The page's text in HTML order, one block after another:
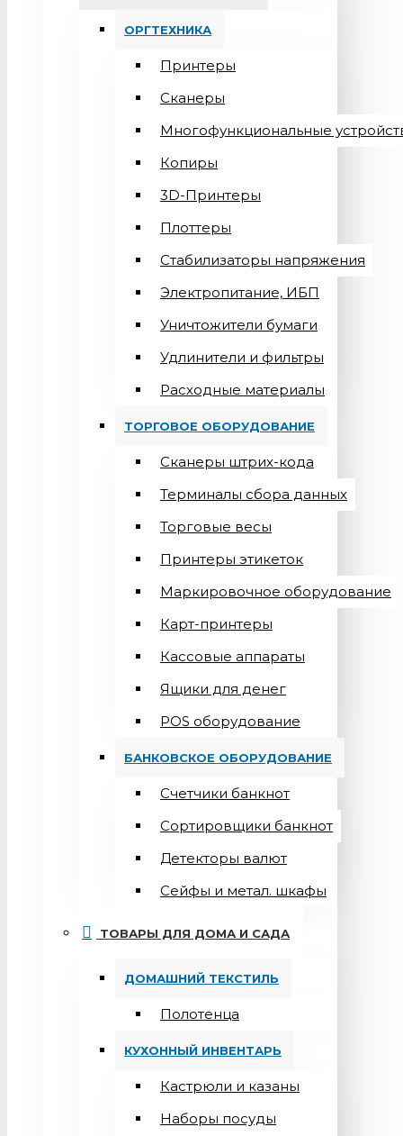
ОРГТЕХНИКА
Принтеры
Сканеры
Многофункциональные
Копиры
3D-Принтеры
Плоттеры
Стабилизаторы напряжения
Электропитание, ИБП
Уничтожители бумаги
Удлинители и фильтры
Расходные материалы
ТОРГОВОЕ ОБОРУДОВАНИЕ
Сканеры штрих-кода
Терминалы сбора данных
Торговые весы
Принтеры этикеток
Маркировочное оборудование
Карт-принтеры
Кассовые аппараты
Ящики для денег
POS оборудование
БАНКОВСКОЕ ОБОРУДОВАНИЕ
Счетчики банкнот
Сортировщики банкнот
Детекторы валют
Сейфы и метал. шкафы
ТОВАРЫ ДЛЯ ДОМА И САДА
ДОМАШНИЙ ТЕКСТИЛЬ
Полотенца
КУХОННЫЙ ИНВЕНТАРЬ
Кастрюли и казаны
Наборы посуды